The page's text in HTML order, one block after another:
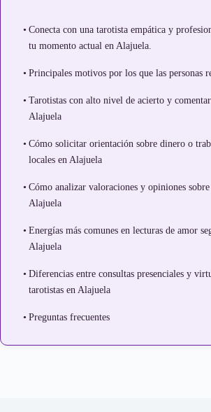
Conecta con una tarotista empática y
tu momento actual en Alajuela.
Principales motivos por los que las personas
Tarotistas con alto nivel de acierto y
Alajuela
Cómo solicitar orientación sobre dinero o
locales en Alajuela
Cómo analizar valoraciones y opiniones
Alajuela
Energías más comunes en lecturas de amor
Alajuela
Diferencias entre consultas presenciales y
tarotistas en Alajuela
Preguntas frecuentes